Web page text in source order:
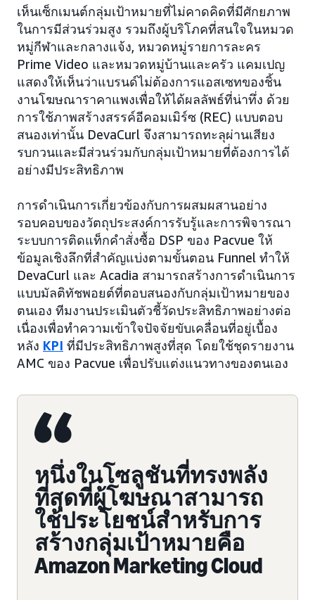
เห็นเซ็กเมนต์กลุ่มเป้าหมายที่ไม่คาดคิดที่มีศักยภาพ
ในการมีส่วนร่วมสูง รวมถึงผู้บริโภคที่สนใจในหมวด
หมู่กีฬาและกลางแจ้ง, หมวดหมู่รายการละคร
Prime Video และหมวดหมู่บ้านและครัว แคมเปญ
แสดงให้เห็นว่าแบรนด์ไม่ต้องการแอสเซทของชิ้น
งานโฆษณาราคาแพงเพื่อให้ได้ผลลัพธ์ที่น่าทึ่ง ด้วย
การใช้ภาพสร้างสรรค์อีคอมเมิร์ซ (REC) แบบตอบ
สนองเท่านั้น DevaCurl จึงสามารถทะลุผ่านเสียง
รบกวนและมีส่วนร่วมกับกลุ่มเป้าหมายที่ต้องการได้
อย่างมีประสิทธิภาพ
การดำเนินการเกี่ยวข้องกับการผสมผสานอย่าง
รอบคอบของวัตถุประสงค์การรับรู้และการพิจารณา
ระบบการติดแท็กคำสั่งซื้อ DSP ของ Pacvue ให้
ข้อมูลเชิงลึกที่สำคัญแบ่งตามขั้นตอน Funnel ทำให้
DevaCurl และ Acadia สามารถสร้างการดำเนินการ
แบบมัลติทัชพอยต์ที่ตอบสนองกับกลุ่มเป้าหมายของ
ตนเอง ทีมงานประเมินตัวชี้วัดประสิทธิภาพอย่างต่อ
เนื่องเพื่อทำความเข้าใจปัจจัยขับเคลื่อนที่อยู่เบื้อง
หลัง KPI ที่มีประสิทธิภาพสูงที่สุด โดยใช้ชุดรายงาน
AMC ของ Pacvue เพื่อปรับแต่งแนวทางของตนเอง
หนึ่งในโซลูชันที่ทรงพลัง
ที่สุดที่ผู้โฆษณาสามารถ
ใช้ประโยชน์สำหรับการ
สร้างกลุ่มเป้าหมายคือ
Amazon Marketing Cloud